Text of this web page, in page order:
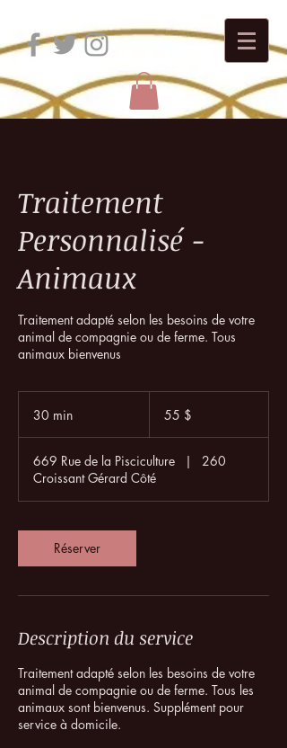
Traitement
Personnalisé -
Animaux
Traitement adapté selon les besoins de votre
animal de compagnie ou de ferme. Tous
animaux bienvenus
30 min
i
n
55 $
669 Rue de la Pisciculture |
260
Croissant Gérard Côté
Réserver
Description du service
Traitement adapté selon les besoins de votre
animal de compagnie ou de ferme. Tous les
animaux sont bienvenus. Supplément pour
service à domicile.